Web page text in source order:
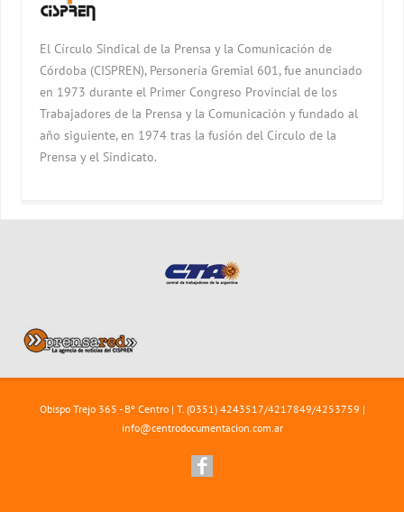
El Círculo Sindical de la Prensa y la Comunicación de
Córdoba (CISPREN), Personería Gremial 601, fue anunciado
en 1973 durante el Primer Congreso Provincial de los
Trabajadores de la Prensa y la Comunicación y fundado al
año siguiente, en 1974 tras la fusión del Círculo de la
Prensa y el Sindicato.
Obispo Trejo 365 - Bº Centro | T. (0351) 4243517/4217849/4253759 |
info@centrodocumentacion.com.ar